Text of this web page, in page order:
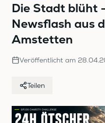
Die Stadt blüht
Newsflash aus
Amstetten
Veröffentlicht am
Teilen